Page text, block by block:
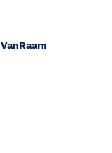
VanRaam